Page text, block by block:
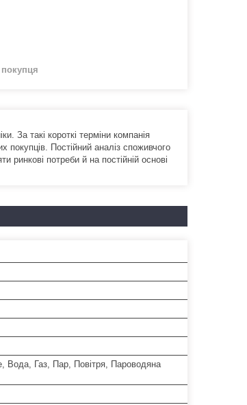
За такі короткі терміни компанія
покупців. Постійний аналіз споживчого
ринкові потреби й на постійній основі
Вода, Газ, Пар, Повітря, Пароводяна